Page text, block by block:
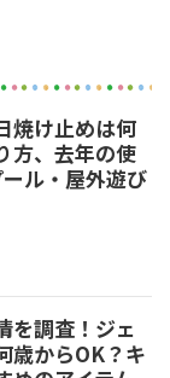
焼け止めは何
方、去年の使
ル・屋外遊び
を調査！ジェ
歳からOK？キ